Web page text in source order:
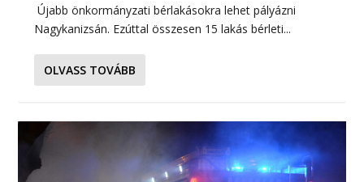
Újabb önkormányzati bérlakásokra lehet pályázni
Nagykanizsán. Ezúttal összesen 15 lakás bérleti...
OLVASS TOVÁBB